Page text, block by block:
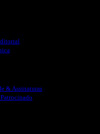
& Assinaturas